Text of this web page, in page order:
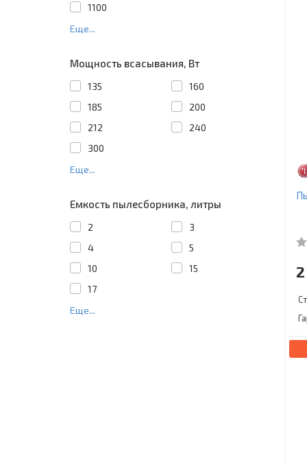
1100
Еще...
Мощность всасывания, Вт
135
160
185
200
212
240
300
Еще...
Емкость пылесборника, литры
2
3
4
5
10
15
17
Еще...